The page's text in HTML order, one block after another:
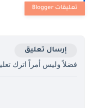
إرسال تعليق
فضلاً وليس أمراً اترك